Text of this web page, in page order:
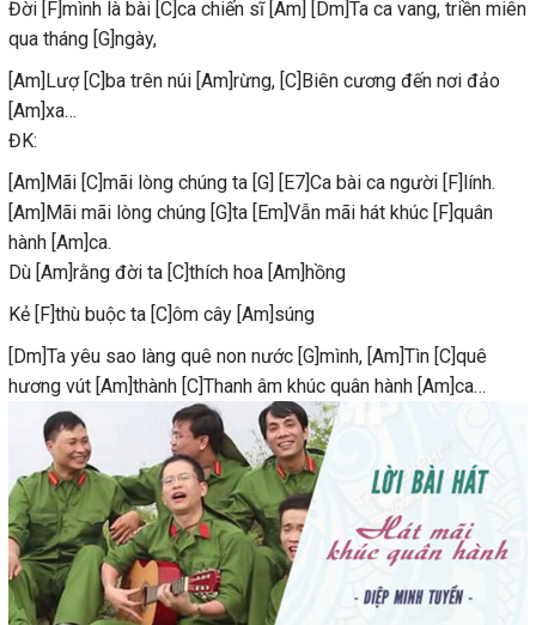
Đời [F]mình là bài [C]ca chiến sĩ [Am] [Dm]Ta ca vang, triền miên
qua tháng [G]ngày,
[Am]Lượ [C]ba trên núi [Am]rừng, [C]Biên cương đến nơi đảo
[Am]xa…
ĐK:
[Am]Mãi [C]mãi lòng chúng ta [G] [E7]Ca bài ca người [F]lính.
[Am]Mãi mãi lòng chúng [G]ta [Em]Vẫn mãi hát khúc [F]quân
hành [Am]ca.
Dù [Am]rằng đời ta [C]thích hoa [Am]hồng
Kẻ [F]thù buộc ta [C]ôm cây [Am]súng
[Dm]Ta yêu sao làng quê non nước [G]mình, [Am]Tìn [C]quê
hương vút [Am]thành [C]Thanh âm khúc quân hành [Am]ca…